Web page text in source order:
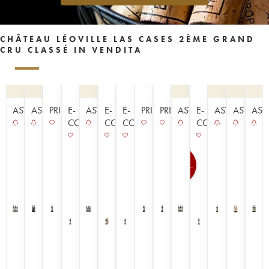
CHÂTEAU LÉOVILLE LAS CASES 2ÈME GRAND
CRU CLASSÉ IN VENDITA
ASTAASTAPRIMEURS
E-
COMMERCE
ASTAE-
COMMERCE
E-
COMMERCE
PRIMEURS
PRIMEURS
ASTAE-
COMMERCE
ASTAASTA